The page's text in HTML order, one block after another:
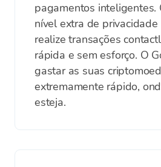
pagamentos inteligentes.
nível extra de privacidade
realize transações
rápida e sem esforço. O
gastar as suas
extremamente rápido,
esteja.